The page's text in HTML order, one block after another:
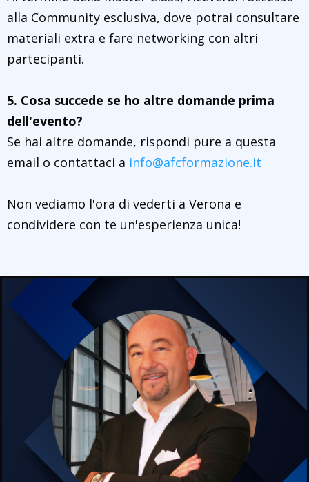
alla Community esclusiva, dove potrai consultare
materiali extra e fare networking con altri
partecipanti.
5. Cosa succede se ho altre domande prima
dell'evento?
Se hai altre domande, rispondi pure a questa
email o contattaci a info@afcformazione.it
Non vediamo l'ora di vederti a Verona e
condividere con te un'esperienza unica!